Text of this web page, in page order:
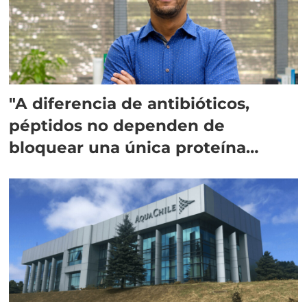
"A diferencia de antibióticos,
péptidos no dependen de
bloquear una única proteína